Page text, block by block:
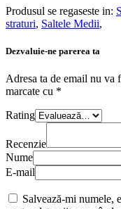
Produsul se regaseste in:
straturi, Saltele Medii,
Dezvaluie-ne parerea ta
Adresa ta de email nu va
marcate cu *
Rating
Recenzie
Nume
E-mail
Salvează-mi numele,